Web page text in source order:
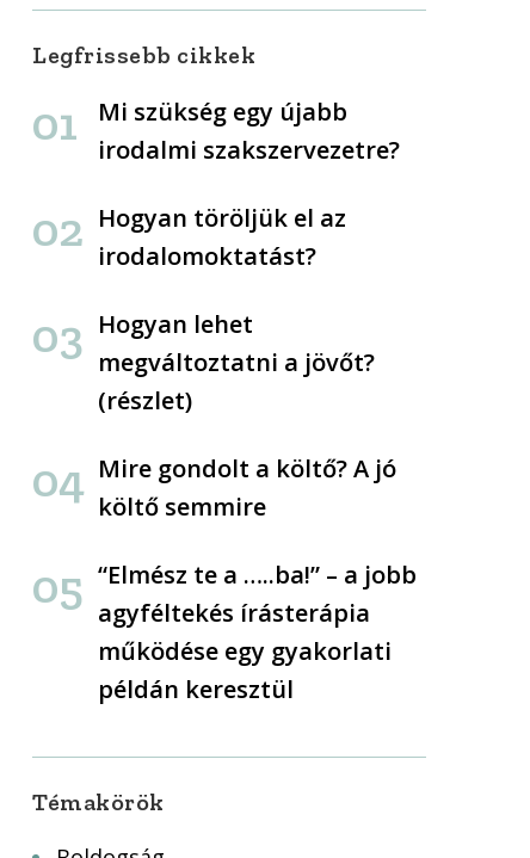
Legfrissebb cikkek
Mi szükség egy újabb
irodalmi szakszervezetre?
Hogyan töröljük el az
irodalomoktatást?
Hogyan lehet
megváltoztatni a jövőt?
(részlet)
Mire gondolt a költő? A jó
költő semmire
“Elmész te a …..ba!” – a jobb
agyféltekés írásterápia
működése egy gyakorlati
példán keresztül
Témakörök